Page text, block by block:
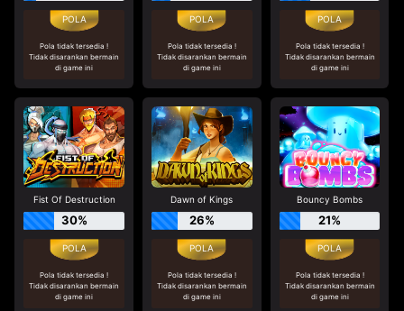
Pola tidak tersedia !
Tidak disarankan bermain
di game ini
Pola tidak tersedia !
Tidak disarankan bermain
di game ini
Pola tidak tersedia !
Tidak disarankan bermain
di game ini
Fist Of Destruction
30%
Pola tidak tersedia !
Tidak disarankan bermain
di game ini
Dawn of Kings
26%
Pola tidak tersedia !
Tidak disarankan bermain
di game ini
Bouncy Bombs
21%
Pola tidak tersedia !
Tidak disarankan bermain
di game ini